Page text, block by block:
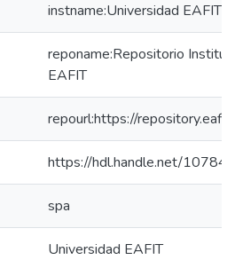
instname:Universidad EAFIT
reponame:Repositorio
EAFIT
repourl:https://
https://hdl.handle.net/
spa
Universidad EAFIT